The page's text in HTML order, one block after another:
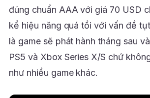
đúng chuẩn AAA với giá 70 USD
kể hiệu năng quá tồi với vấn đề
là game sẽ phát hành tháng sau
PS5 và Xbox Series X/S chứ
như nhiều game khác.